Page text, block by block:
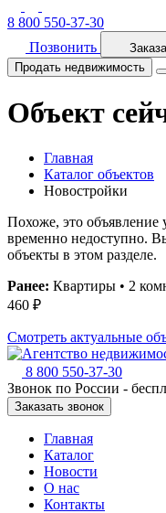
8 800 550-37-30
Позвонить
Продать недвижимость
Объект
Главная
Каталог объектов
Новостройки
Похоже, это объявление
временно недоступно.
объекты в этом разделе.
Ранее: Квартиры • 2
460 ₽
Смотреть актуальные
8 800 550-37-30
Звонок по России -
Заказать звонок
Главная
Каталог
Новости
О нас
Контакты